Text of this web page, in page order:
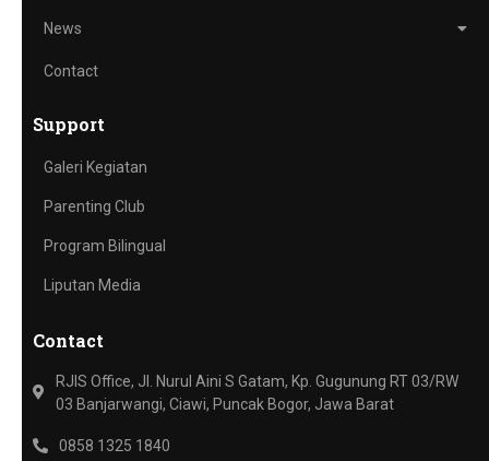
News
Contact
Support
Galeri Kegiatan
Parenting Club
Program Bilingual
Liputan Media
Contact
RJIS Office, Jl. Nurul Aini S Gatam, Kp. Gugunung RT 03/RW
03 Banjarwangi, Ciawi, Puncak Bogor, Jawa Barat
0858 1325 1840